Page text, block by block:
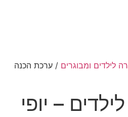
לילדים ומבוגרים / ערכת הכנה
– יופי